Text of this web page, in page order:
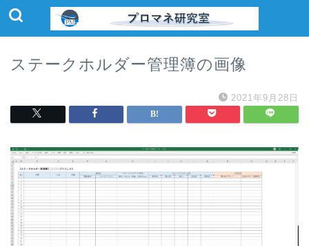
ステークホルダー管理簿の画像
2021年9月28日